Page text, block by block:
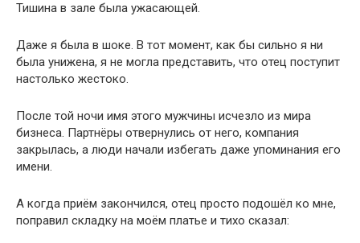
Тишина в зале была ужасающей.
Даже я была в шоке. В тот момент, как бы сильно я ни
была унижена, я не могла представить, что отец поступит
настолько жестоко.
После той ночи имя этого мужчины исчезло из мира
бизнеса. Партнёры отвернулись от него, компания
закрылась, а люди начали избегать даже упоминания его
имени.
А когда приём закончился, отец просто подошёл ко мне,
поправил складку на моём платье и тихо сказал: